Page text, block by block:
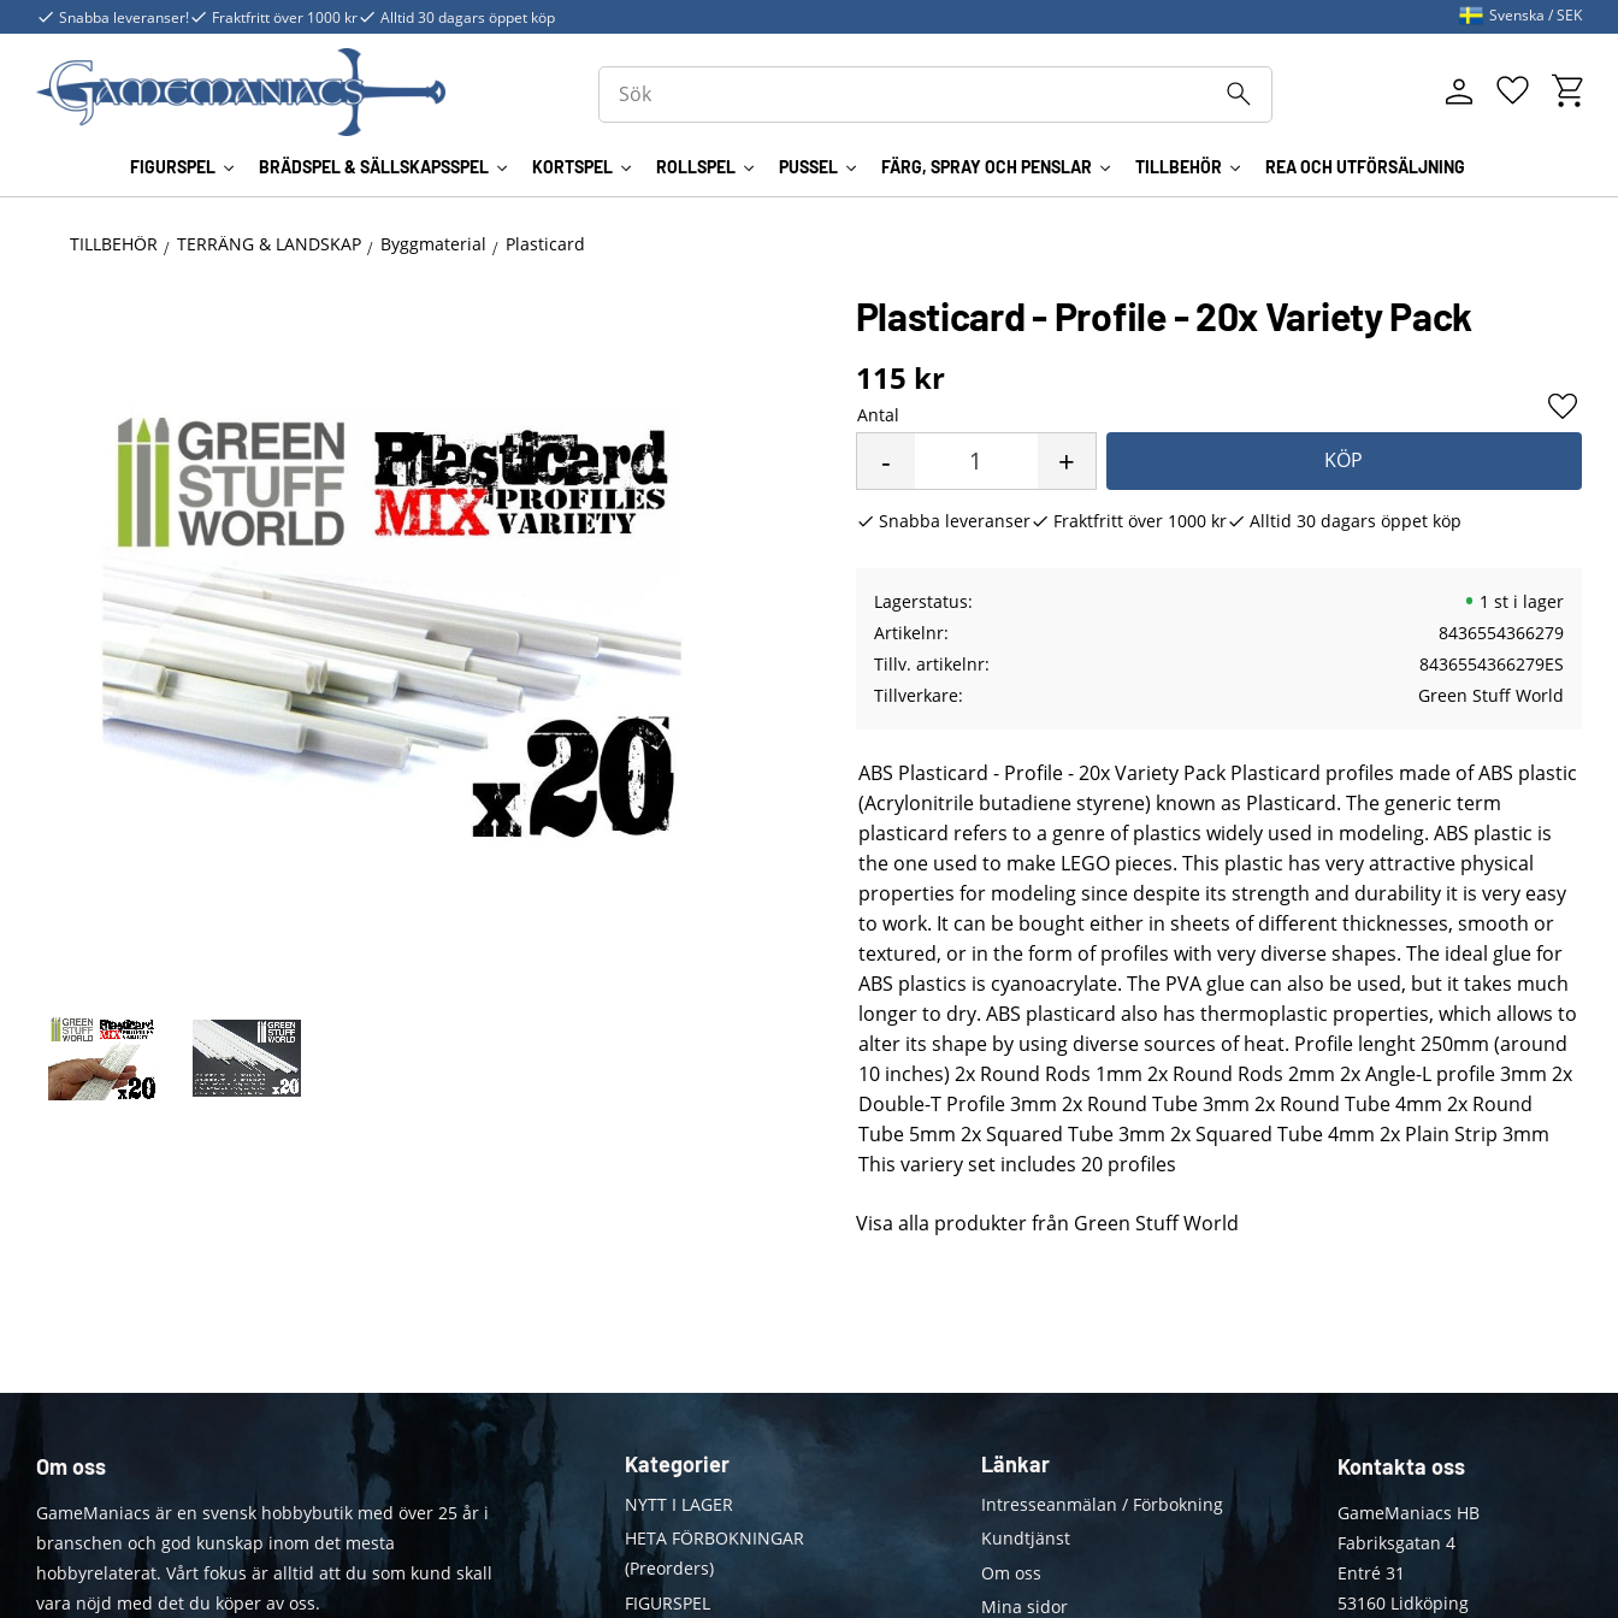
Snabba leveranser! Fraktfritt över 1000 kr Alltid 30 dagars öppet köp
FIGURSPEL BRÄDSPEL & SÄLLSKAPSSPEL KORTSPEL ROLLSPEL PUSSEL FÄRG, SPRAY OCH PENSLAR TILLBEHÖR REA OCH UTFÖRSÄLJNING
Favoriter
Svenska SEK
TILLBEHÖR TERRÄNG & LANDSKAP Byggmaterial Plasticard
Plasticard - Profile - 20x Variety Pack
115 kr
Antal
+
- KÖP
Lägg
Snabba leveranser Fraktfritt över 1000 kr Alltid 30 dagars öppet köp
Lagerstatus
1 st i lager
Artikelnr
8436554366279
Tillv. artikelnr
8436554366279ES
Tillverkare
Green Stuff World
ABS Plasticard - Profile - 20x Variety Pack Plasticard profiles made of ABS plastic
(Acrylonitrile butadiene styrene) known as Plasticard. The generic term
plasticard refers to a genre of plastics widely used in modeling. ABS plastic is
the one used to make LEGO pieces. This plastic has very attractive physical
properties for modeling since despite its strength and durability it is very easy
to work. It can be bought either in sheets of different thicknesses, smooth or
textured, or in the form of profiles with very diverse shapes. The ideal glue for
ABS plastics is cyanoacrylate. The PVA glue can also be used, but it takes much
longer to dry. ABS plasticard also has thermoplastic properties, which allows to
alter its shape by using diverse sources of heat. Profile lenght 250mm (around
10 inches) 2x Round Rods 1mm 2x Round Rods 2mm 2x Angle-L profile 3mm 2x
Double-T Profile 3mm 2x Round Tube 3mm 2x Round Tube 4mm 2x Round
Tube 5mm 2x Squared Tube 3mm 2x Squared Tube 4mm 2x Plain Strip 3mm
This variery set includes 20 profiles
Visa alla produkter från Green Stuff World
Om oss
GameManiacs är en svensk hobbybutik med över 25 år i
branschen och god kunskap inom det mesta
hobbyrelaterat. Vårt fokus är alltid att du som kund skall
vara nöjd med det du köper av oss.
Kategorier
NYTT I LAGER
HETA FÖRBOKNINGAR
(Preorders)
FIGURSPEL
Länkar
Intresseanmälan / Förbokning
Kundtjänst
Om oss
Mina sidor
Kontakta oss
GameManiacs HB
Fabriksgatan 4
Entré 31
53160 Lidköping